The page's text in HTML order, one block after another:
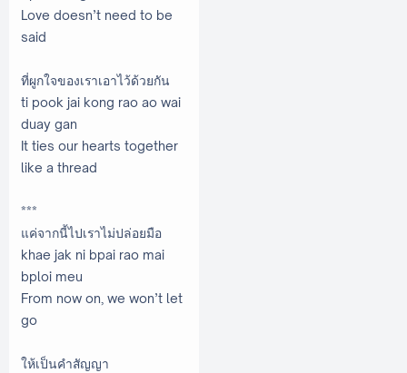
Love doesn’t need to be
said
ที่ผูกใจของเราเอาไว้ด้วยกัน
ti pook jai kong rao ao wai
duay gan
It ties our hearts together
like a thread
***
แค่จากนี้ไปเราไม่ปล่อยมือ
khae jak ni bpai rao mai
bploi meu
From now on, we won’t let
go
ให้เป็นคำสัญญา